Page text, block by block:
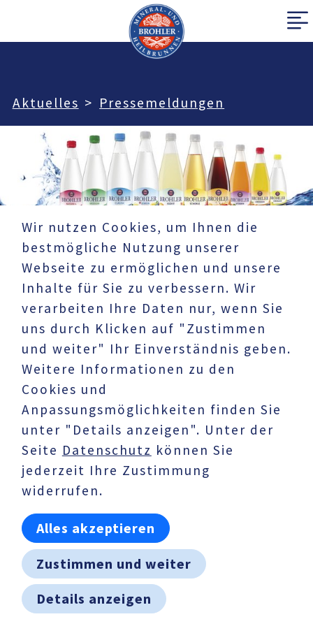
Aktuelles Pressemeldungen
UNTERNEHMEN
Datenschutz
Impressum
AKTUELLES
Karriere
Pressemeldungen
Downloads
Vertriebsteam
Wir nutzen Cookies, um Ihnen die
bestmögliche Nutzung unserer
Webseite zu ermöglichen und unsere
Inhalte für Sie zu verbessern. Wir
verarbeiten Ihre Daten nur, wenn Sie
uns durch Klicken auf "Zustimmen
und weiter" Ihr Einverständnis geben.
Weitere Informationen zu den
Cookies und
Anpassungsmöglichkeiten finden Sie
unter "Details anzeigen". Unter der
Seite Datenschutz können Sie
jederzeit Ihre Zustimmung
widerrufen.
Alles akzeptieren
Zustimmen und weiter
Details anzeigen